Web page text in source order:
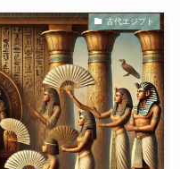
古代エジプト